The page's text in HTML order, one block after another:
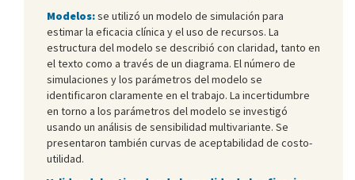
Modelos:se utilizó un modelo de simulación para
estimar la eficacia clínica y el uso de recursos. La
estructura del modelo se describió con claridad, tanto en
el texto como a través de un diagrama. El número de
simulaciones y los parámetros del modelo se
identificaron claramente en el trabajo. La incertidumbre
en torno a los parámetros del modelo se investigó
usando un análisis de sensibilidad multivariante. Se
presentaron también curvas de aceptabilidad de costo-
utilidad.